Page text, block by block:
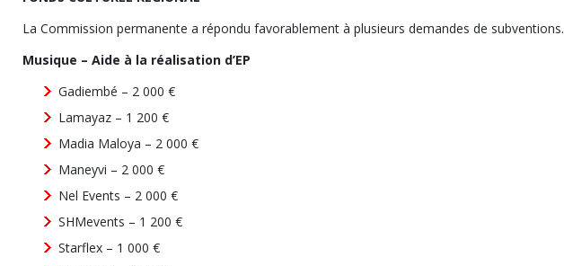
La Commission permanente a répondu favorablement à plusieurs demandes de subventions.
Musique – Aide à la réalisation d’EP
Gadiembé – 2 000 €
Lamayaz – 1 200 €
Madia Maloya – 2 000 €
Maneyvi – 2 000 €
Nel Events – 2 000 €
SHMevents – 1 200 €
Starflex – 1 000 €